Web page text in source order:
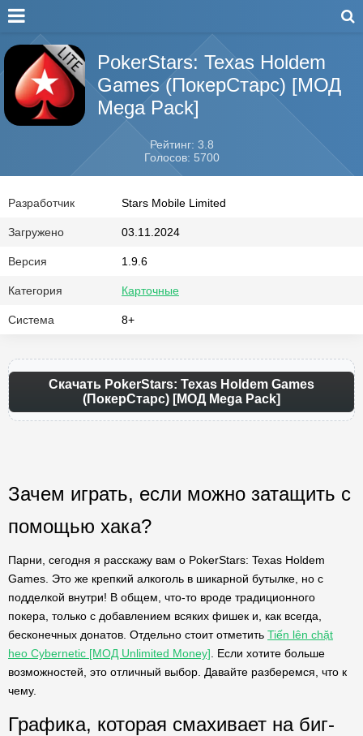
PokerStars: Texas Holdem
Games (ПокерСтарс) [МОД
Mega Pack]
Рейтинг: 3.8
Голосов: 5700
Разработчик Stars Mobile Limited
Загружено 03.11.2024
Версия 1.9.6
Категория Карточные
Система 8+
Скачать PokerStars: Texas Holdem Games
(ПокерСтарс) [МОД Mega Pack]
Зачем играть, если можно затащить с
помощью хака?
Парни, сегодня я расскажу вам о PokerStars: Texas Holdem
Games. Это же крепкий алкоголь в шикарной бутылке, но с
подделкой внутри! В общем, что-то вроде традиционного
покера, только с добавлением всяких фишек и, как всегда,
бесконечных донатов. Отдельно стоит отметить Tiến lên chặt
heo Cybernetic [МОД Unlimited Money] . Если хотите больше
возможностей, это отличный выбор. Давайте разберемся, что к
чему.
Графика, которая смахивает на биг-